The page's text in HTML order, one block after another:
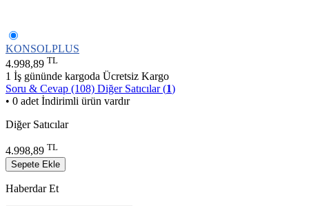
KONSOLPLUS
4.998,89 TL
1 İş gününde kargoda Ücretsiz Kargo
Soru & Cevap (108) Diğer Satıcılar (1)
• 0 adet İndirimli ürün vardır
Diğer Satıcılar
4.998,89 TL
Sepete Ekle
Haberdar Et